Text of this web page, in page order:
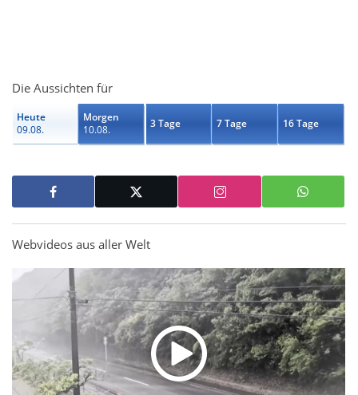
Die Aussichten für
Heute
09.08.
Morgen
10.08.
3 Tage 7 Tage 16 Tage
Webvideos aus aller Welt